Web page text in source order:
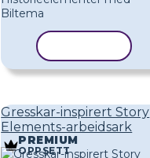
Gresskar-inspirert Story
Elements-arbeidsark
PREMIUM
OPPSETT